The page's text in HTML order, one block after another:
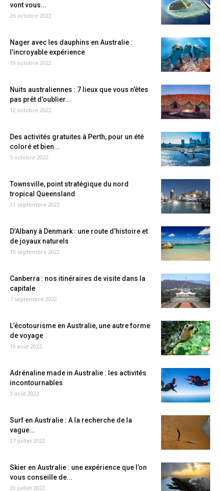
vont vous...
26 octobre 2022
Nager avec les dauphins en Australie :
l’incroyable expérience
19 octobre 2022
Nuits australiennes : 7 lieux que vous n’êtes
pas prêt d’oublier...
12 octobre 2022
Des activités gratuites à Perth, pour un été
coloré et bien...
5 octobre 2022
Townsville, point stratégique du nord
tropical Queensland
21 septembre 2022
D’Albany à Denmark : une route d’histoire et
de joyaux naturels
15 septembre 2022
Canberra : nos itinéraires de visite dans la
capitale
7 septembre 2022
L’écotourisme en Australie, une autre forme
de voyage
10 août 2022
Adrénaline made in Australie : les activités
incontournables
3 août 2022
Surf en Australie : A la recherche de la
vague...
27 juillet 2022
Skier en Australie : une expérience que l’on
vous conseille de...
20 juillet 2022